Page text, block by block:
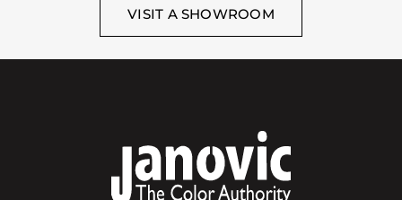
VISIT A SHOWROOM